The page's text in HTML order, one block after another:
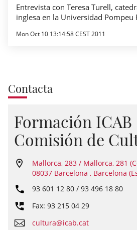
Entrevista con Teresa Turell,
inglesa en la Universidad Pompeu
Mon Oct 10 13:14:58 CEST 2011
Contacta
Formación
Comisión de
Mallorca, 283 / Mallorca, 281
08037 Barcelona , Barcelona
93 601 12 80 / 93 496 18 80
Fax: 93 215 04 29
cultura@icab.cat